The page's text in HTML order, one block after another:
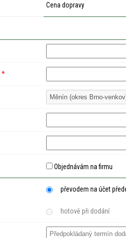
Cena dopravy
*
Objednávám na firmu
převodem na účet
hotově při dodání